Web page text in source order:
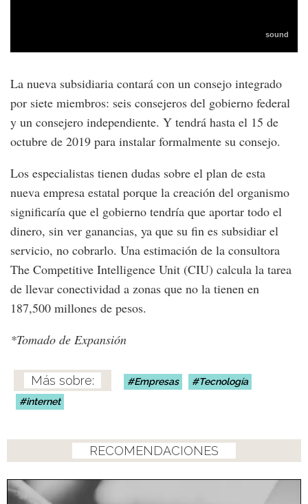
La nueva subsidiaria contará con un consejo integrado
por siete miembros: seis consejeros del gobierno federal
y un consejero independiente. Y tendrá hasta el 15 de
octubre de 2019 para instalar formalmente su consejo.
Los especialistas tienen dudas sobre el plan de esta
nueva empresa estatal porque la creación del organismo
significaría que el gobierno tendría que aportar todo el
dinero, sin ver ganancias, ya que su fin es subsidiar el
servicio, no cobrarlo. Una estimación de la consultora
The Competitive Intelligence Unit (CIU) calcula la tarea
de llevar conectividad a zonas que no la tienen en
187,500 millones de pesos.
*Tomado de Expansión
Empresas
Tecnología
internet
RECOMENDACIONES